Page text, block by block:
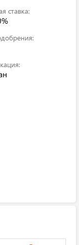
ставка: